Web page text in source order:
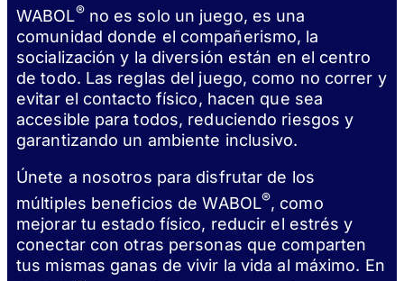
WABOL®no es solo un juego, es una
comunidad donde el compañerismo, la
socialización y la diversión están en el centro
de todo. Las reglas del juego, como no correr y
evitar el contacto físico, hacen que sea
accesible para todos, reduciendo riesgos y
garantizando un ambiente inclusivo.
Únete a nosotros para disfrutar de los
múltiples beneficios de WABOL®, como
mejorar tu estado físico, reducir el estrés y
conectar con otras personas que comparten
tus mismas ganas de vivir la vida al máximo. En